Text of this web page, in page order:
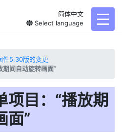
简体中文
Select language
件5.30版的变更
期间自动旋转画面”
项目：“播放期
面”